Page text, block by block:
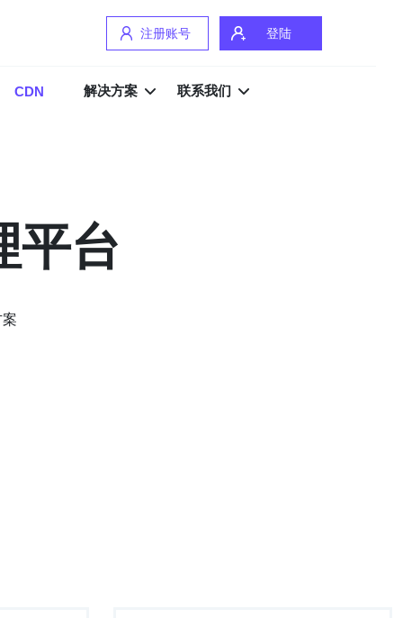
注册账号 登陆
CDN 解决方案 联系我们
平台